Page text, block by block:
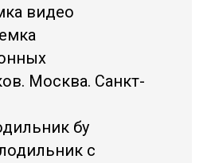
видео
Москва. Санкт-
бу
с